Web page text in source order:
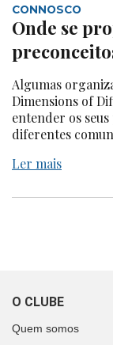
CONNOSCO
Onde se
Algumas
Dimensions of
entender os
diferentes
Ler mais
O CLUBE
Quem somos